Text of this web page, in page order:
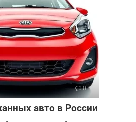
0
авто в России